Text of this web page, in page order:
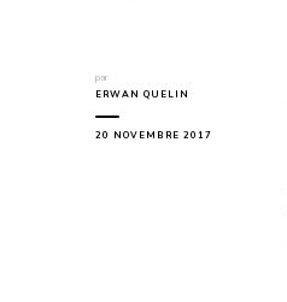
par
ERWAN QUELIN
20 NOVEMBRE 2017